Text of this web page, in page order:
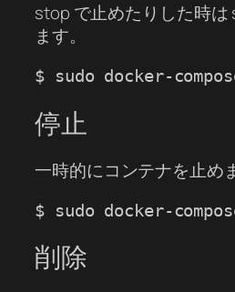
stop で止めたりした時は
ます。
停止
一時的にコンテナを止め
削除